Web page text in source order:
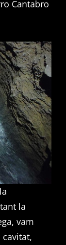
Cantabro
la
vam